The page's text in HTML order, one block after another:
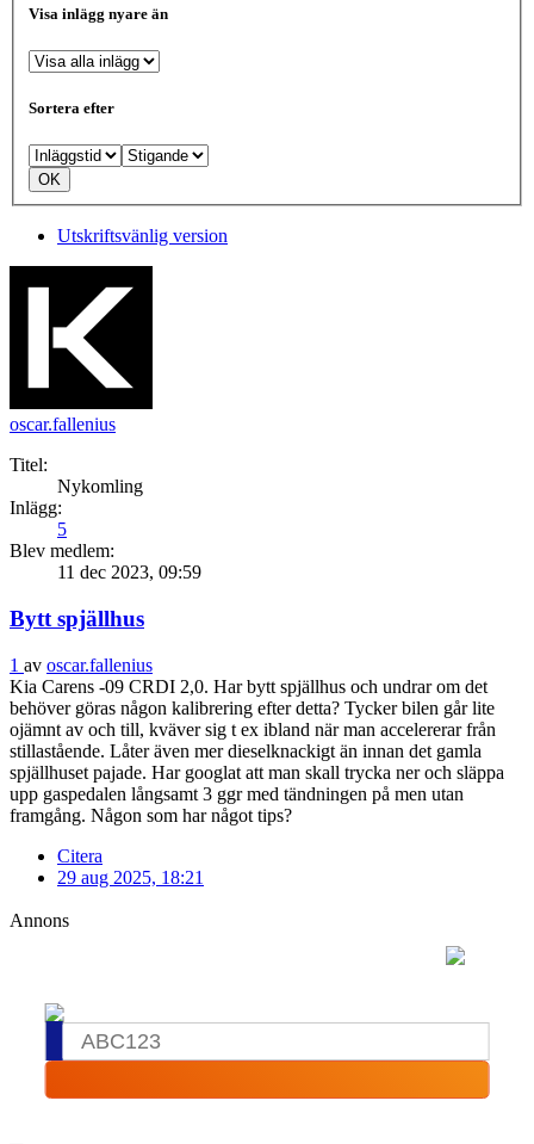
Visa inlägg nyare än
Sortera efter
Utskriftsvänlig version
oscar.fallenius
Titel:
Nykomling
Inlägg:
5
Blev medlem:
11 dec 2023, 09:59
Bytt spjällhus
1 av oscar.fallenius
Kia Carens -09 CRDI 2,0. Har bytt spjällhus och undrar om det
behöver göras någon kalibrering efter detta? Tycker bilen går lite
ojämnt av och till, kväver sig t ex ibland när man accelererar från
stillastående. Låter även mer dieselknackigt än innan det gamla
spjällhuset pajade. Har googlat att man skall trycka ner och släppa
upp gaspedalen långsamt 3 ggr med tändningen på men utan
framgång. Någon som har något tips?
Citera
29 aug 2025, 18:21
Annons